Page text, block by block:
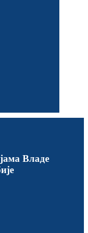
Владе